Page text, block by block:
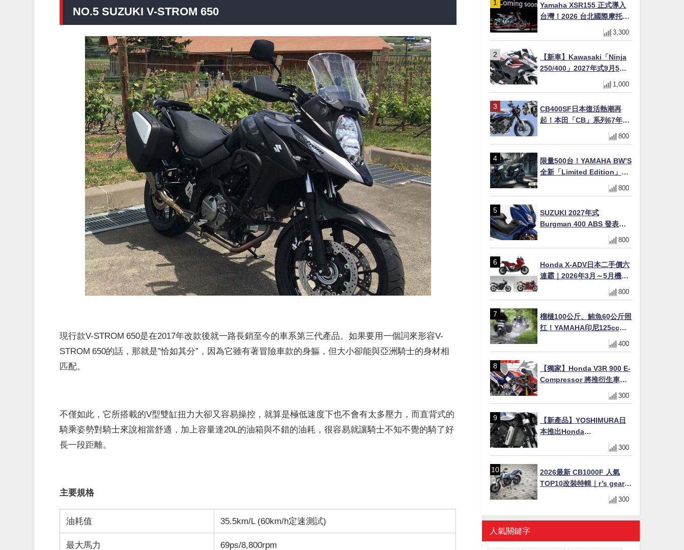
NO.5 SUZUKI V-STROM 650
現行款V-STROM 650是在2017年改款後就一路長銷至今的車系第三代產品。如果要用一個詞來形容V-
STROM 650的話，那就是”恰如其分”，因為它雖有著冒險車款的身軀，但大小卻能與亞洲騎士的身材相
匹配。
不僅如此，它所搭載的V型雙缸扭力大卻又容易操控，就算是極低速度下也不會有太多壓力，而直背式的
騎乘姿勢對騎士來說相當舒適，加上容量達20L的油箱與不錯的油耗，很容易就讓騎士不知不覺的騎了好
長一段距離。
主要規格
油耗值 35.5km/L (60km/h定速測試)
最大馬力 69ps/8,800rpm
Yamaha XSR155 正式導入
台灣！2026 台北國際摩托車
展亮相，70 週年紀念版
YZF-R 系列限量追加販售
3,300
【新車】Kawasaki「Ninja
250/400」2027年式9月5日
日本發售！新塗裝登場×價格
不變×輔助滑動式離合器
1,000
CB400SF日本復活熱潮再
起！本田「CB」系列67年傳
奇解密 與CBR差異一次搞懂
800
限量500台！YAMAHA BW’S
全新「Limited Edition」都
市探索限定色 GOOPiMADE
聯名包同步登場
800
SUZUKI 2027年式
Burgman 400 ABS 發表！
8/18日本上市、支援E10汽油
售價98萬100日圓
800
Honda X-ADV日本二手價六
連霸｜2026年3月～5月機車
轉售排行榜 CBR1000RR-R
FIREBLADE SP首度躋身前
800
榴槤100公斤、鮪魚60公斤照
扛！YAMAHA印尼125cc速
克達Gear Ultima 2740公里
耐操實測
400
【獨家】Honda V3R 900 E-
Compressor 將推衍生車
系？自然進氣 V3 同步測試
中，CG 預想曝光！
300
【新產品】YOSHIMURA日
本推出Honda
CB1000F/CB1000 HORNET
專用水箱護網，六角網紋設
300
2026最新 CB1000F 人氣
TOP10改裝特輯｜r’s gear鈦
合金排氣管、OHLINS TTX
後避震、HONDA頭燈整流罩
300
人氣關鍵字